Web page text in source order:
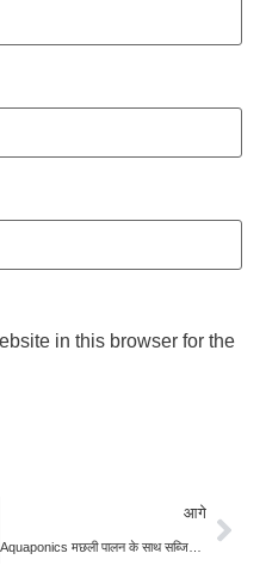
in this browser for the
आगे
Aquaponics मछली पालन के साथ सब्जियों की खेती